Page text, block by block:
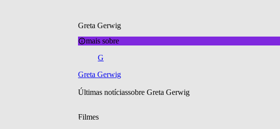
Greta Gerwig
mais sobre
G
Greta Gerwig
Últimas notíciassobre Greta Gerwig
Filmes